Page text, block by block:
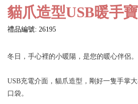
貓爪造型USB暖手寶
禮品編號: 26195
冬日，手心裡的小暖陽，是您的暖心伴侶。
USB充電介面，貓爪造型，剛好一隻手掌
口袋。